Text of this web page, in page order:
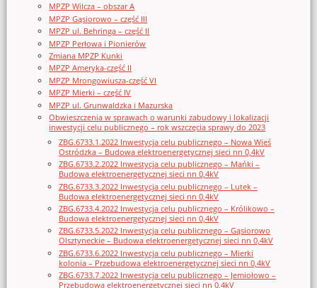
MPZP Wilcza – obszar A
MPZP Gąsiorowo – część III
MPZP ul. Behringa – część II
MPZP Perłowa i Pionierów
Zmiana MPZP Kunki
MPZP Ameryka-część II
MPZP Mrongowiusza-część VI
MPZP Mierki – część IV
MPZP ul. Grunwaldzka i Mazurska
Obwieszczenia w sprawach o warunki zabudowy i lokalizacji
inwestycji celu publicznego – rok wszczęcia sprawy do 2023
ZBG.6733.1.2022 Inwestycja celu publicznego – Nowa Wieś
Ostródzka – Budowa elektroenergetycznej sieci nn 0,4kV
ZBG.6733.2.2022 Inwestycja celu publicznego – Mańki –
Budowa elektroenergetycznej sieci nn 0,4kV
ZBG.6733.3.2022 Inwestycja celu publicznego – Lutek –
Budowa elektroenergetycznej sieci nn 0,4kV
ZBG.6733.4.2022 Inwestycja celu publicznego – Królikowo –
Budowa elektroenergetycznej sieci nn 0,4kV
ZBG.6733.5.2022 Inwestycja celu publicznego – Gąsiorowo
Olsztyneckie – Budowa elektroenergetycznej sieci nn 0,4kV
ZBG.6733.6.2022 Inwestycja celu publicznego – Mierki
kolonia – Przebudowa elektroenergetycznej sieci nn 0,4kV
ZBG.6733.7.2022 Inwestycja celu publicznego – Jemiołowo –
Przebudowa elektroenergetycznej sieci nn 0,4kV